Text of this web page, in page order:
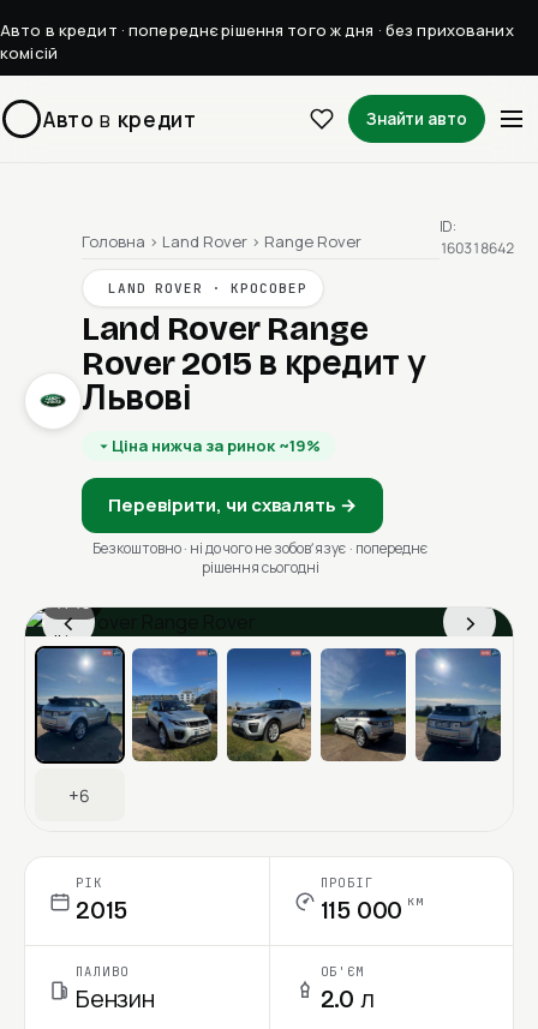
Авто в кредит · попереднє рішення того ж дня · без прихованих
комісій
Авто в кредит Знайти авто
Головна › Land Rover › Range Rover
LAND ROVER · КРОСОВЕР
Land Rover Range
Rover 2015 в кредит у
Львові
Ціна нижча за ринок ~19%
Перевірити, чи схвалять →
Безкоштовно · ні до чого не зобовʼязує · попереднє
рішення сьогодні
ID:
160318642
‹ ›
1 / 13
Ціна в місяць
+6
РІК
2015
ПРОБІГ
115 000 км
ПАЛИВО
Бензин
ОБ'ЄМ
2.0 л